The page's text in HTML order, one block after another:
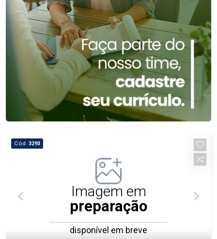
Cód. 3293
Imagem em
preparação
disponível em breve